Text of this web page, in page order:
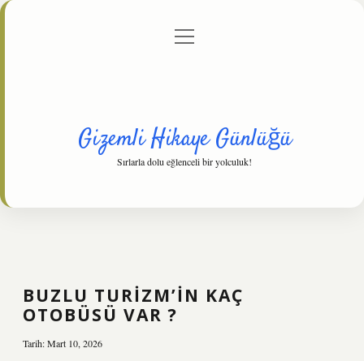
Gizlilik Politikası
menüyü
Gizemli Hikaye Günlüğü
Sırlarla dolu eğlenceli bir yolculuk!
BUZLU TURIZM’IN KAÇ
OTOBÜSÜ VAR ?
Tarih: Mart 10, 2026